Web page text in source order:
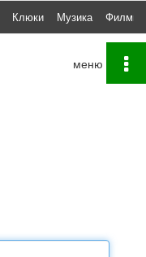
Клюки Музика Филми